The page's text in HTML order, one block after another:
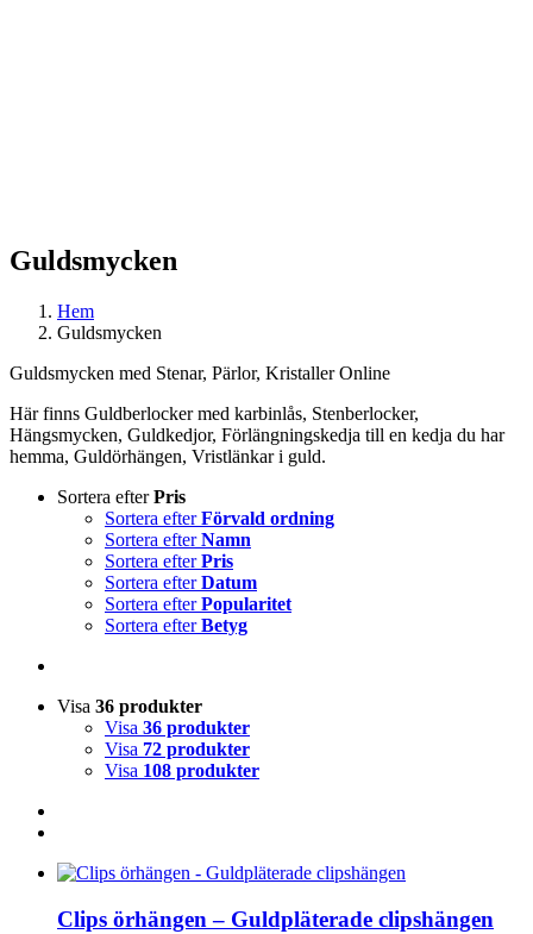
Guldsmycken
Hem
Guldsmycken
Guldsmycken med Stenar, Pärlor, Kristaller Online
Här finns Guldberlocker med karbinlås, Stenberlocker,
Hängsmycken, Guldkedjor, Förlängningskedja till en kedja du har
hemma, Guldörhängen, Vristlänkar i guld.
Sortera efterPris
Sortera efterFörvald ordning
Sortera efterNamn
Sortera efterPris
Sortera efterDatum
Sortera efterPopularitet
Sortera efterBetyg
Visa 36 produkter
Visa 36 produkter
Visa 72 produkter
Visa 108 produkter
Clips örhängen – Guldpläterade clipshängen